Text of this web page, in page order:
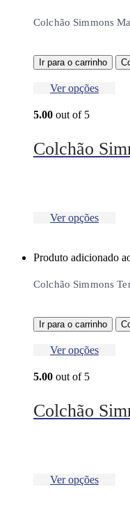
Colchão Simmons
Ir para o carrinho
Ver opções
5.00 out of 5
Colchão
Ver opções
Produto adicionado
Colchão Simmons
Ir para o carrinho
Ver opções
5.00 out of 5
Colchão
Ver opções